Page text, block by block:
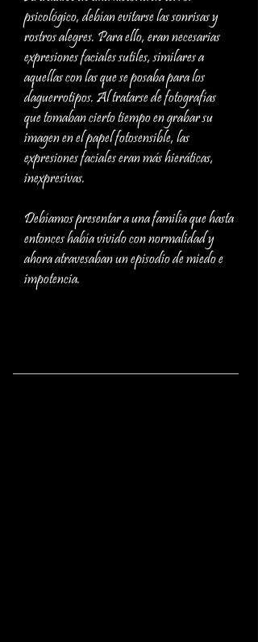
psicológico, debían evitarse las sonrisas y
rostros alegres. Para ello, eran necesarias
expresiones faciales sutiles, similares a
aquellas con las que se posaba para los
daguerrotipos. Al tratarse de fotografías
que tomaban cierto tiempo en grabar su
imagen en el papel fotosensible, las
expresiones faciales eran más hieráticas,
inexpresivas.
Debíamos presentar a una familia que hasta
entonces había vivido con normalidad y
ahora atravesaban un episodio de miedo e
impotencia.